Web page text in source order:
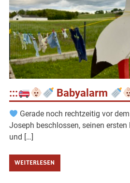
::: Babyalarm
Gerade noch rechtzeitig vor
Joseph beschlossen, seinen
und […]
WEITERLESEN